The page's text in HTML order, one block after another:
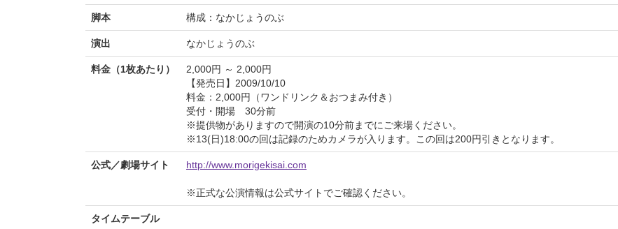
脚本 構成：なかじょうのぶ
演出 なかじょうのぶ
料金（1枚あたり）
2,000円 ～ 2,000円
【発売日】2009/10/10
料金：2,000円（ワンドリンク＆おつまみ付き）
受付・開場 30分前
※提供物がありますので開演の10分前までにご来場ください。
※13(日)18:00の回は記録のためカメラが入ります。この回は200円引きとなります。
公式／劇場サイト http://www.morigekisai.com
※正式な公演情報は公式サイトでご確認ください。
タイムテーブル